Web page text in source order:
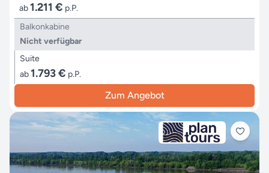
ab1.211 € p.P.
Balkonkabine
Nicht verfügbar
Suite
ab1.793 € p.P.
Zum Angebot